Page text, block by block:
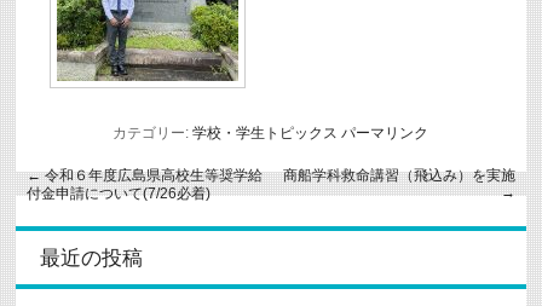
カテゴリー:学校・学生トピックス パーマリンク
←令和６年度広島県高校生等奨学給
付金申請について(7/26必着)
商船学科救命講習（飛込み）を実施
→
最近の投稿